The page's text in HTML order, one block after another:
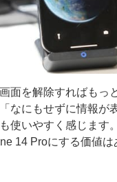
面を解除すればもっ
なにもせずに情報が
使いやすく感じます
14 Proにする価値は